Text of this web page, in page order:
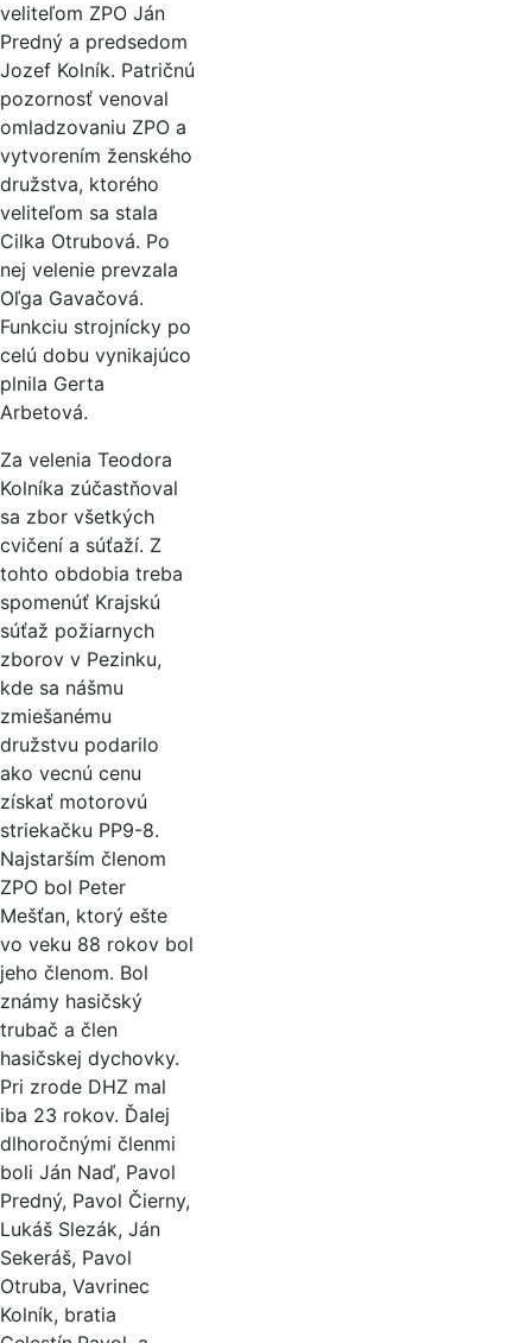
veliteľom ZPO Ján
Predný a predsedom
Jozef Kolník. Patričnú
pozornosť venoval
omladzovaniu ZPO a
vytvorením ženského
družstva, ktorého
veliteľom sa stala
Cilka Otrubová. Po
nej velenie prevzala
Oľga Gavačová.
Funkciu strojnícky po
celú dobu vynikajúco
plnila Gerta
Arbetová.
Za velenia Teodora
Kolníka zúčastňoval
sa zbor všetkých
cvičení a súťaží. Z
tohto obdobia treba
spomenúť Krajskú
súťaž požiarnych
zborov v Pezinku,
kde sa nášmu
zmiešanému
družstvu podarilo
ako vecnú cenu
získať motorovú
striekačku PP9-8.
Najstarším členom
ZPO bol Peter
Mešťan, ktorý ešte
vo veku 88 rokov bol
jeho členom. Bol
známy hasičský
trubač a člen
hasičskej dychovky.
Pri zrode DHZ mal
iba 23 rokov. Ďalej
dlhoročnými členmi
boli Ján Naď, Pavol
Predný, Pavol Čierny,
Lukáš Slezák, Ján
Sekeráš, Pavol
Otruba, Vavrinec
Kolník, bratia